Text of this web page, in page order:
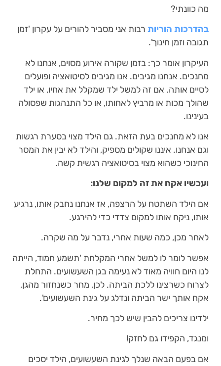
מה כוונתי?
בהדרכות הוריות רבות אני מסביר להורים על עקרון 'זמן
תגובה וזמן חינוך'.
העיקרון אומר כך: בזמן שקורה אירוע מסוים, אנחנו לא
מחנכים. אנחנו מגיבים. אנו מגיבים לסיטואציה ופועלים
לסיים אותה. אם זה למשל ילד שמקלל את אחיו, או ילד
שהולך מכות או מרביץ לאחותו, או כל התנהגות שפסולה
בעינינו.
אנו לא מחנכים בעת הזאת. גם הילד מצוי בסערת רגשות
וגם אנחנו. איננו שקולים מספיק, והילד לא יבין את המסר
החינוכי כשהוא מצוי בסיטואציה רגשית קשה.
ועכשיו אקח את זה למקום שלנו:
אם הילד השתטח על הרצפה, אז אנחנו נחבק אותו, נרגיע
אותו, ניקח אותו למקום צדדי כדי להירגע.
לאחר מכן, כמה שעות אחרי, נדבר על מה שקרה.
אפשר לומר לו למשל אחרי המקלחת 'תשמע חמוד, הייתה
לנו היום חוויה מאוד לא נעימה בגן השעשועים. התחלת
לצרוח כשרצינו ללכת הביתה. לכן, מחר כשנחזור מהגן,
אקח אותך ישר הביתה ונדלג על גינת השעשועים'.
ילדינו צריכים להבין שיש לכך מחיר.
ומנגד, הקפידו גם לחזק!
אם בפעם הבאה שנלך לגינת השעשועים, הילד יסכים